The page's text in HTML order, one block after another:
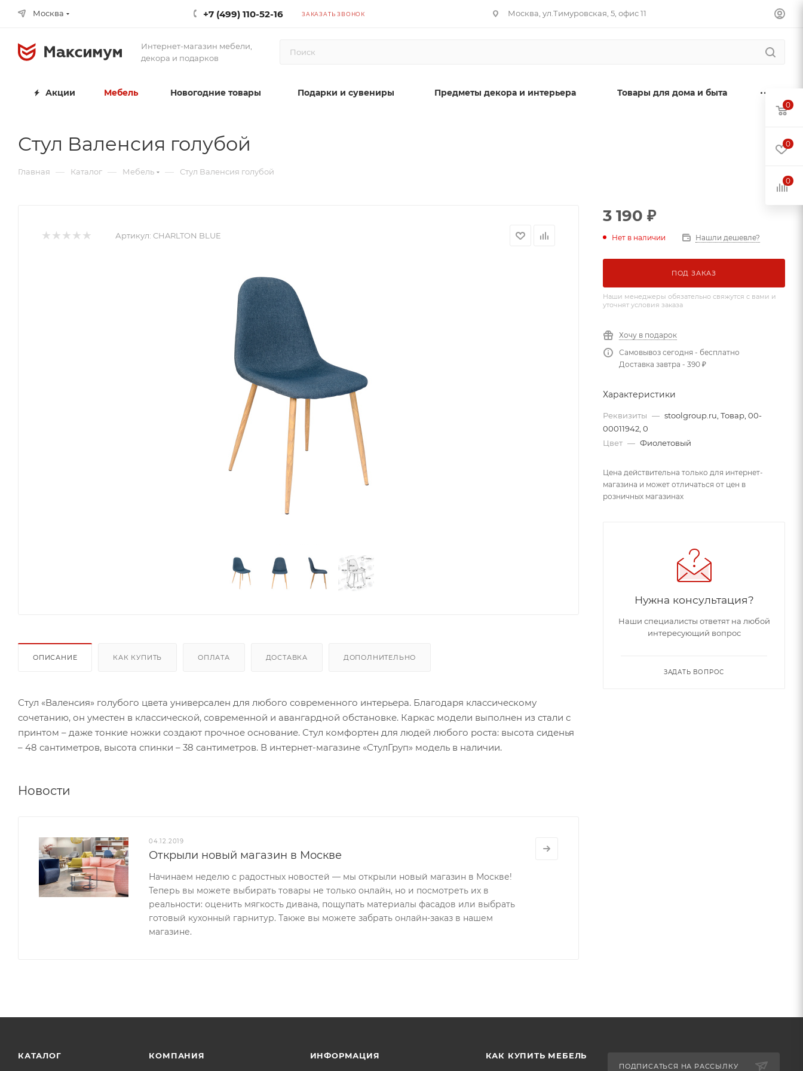
Москва +7 (499) 110-52-16 ЗАКАЗАТЬ ЗВОНОК Москва, ул.Тимуровская, 5, офис 11
Интернет-магазин мебели,
декора и подарков
Акции Мебель Новогодние товары Подарки и сувениры Предметы декора и интерьера Товары для дома и быта
Стул Валенсия голубой
Главная — Каталог — Мебель — Стул Валенсия голубой
Артикул: CHARLTON BLUE
ОПИСАНИЕ КАК КУПИТЬ ОПЛАТА ДОСТАВКА ДОПОЛНИТЕЛЬНО
Стул «Валенсия» голубого цвета универсален для любого современного интерьера. Благодаря классическому
сочетанию, он уместен в классической, современной и авангардной обстановке. Каркас модели выполнен из стали с
принтом – даже тонкие ножки создают прочное основание. Стул комфортен для людей любого роста: высота сиденья
– 48 сантиметров, высота спинки – 38 сантиметров. В интернет-магазине «СтулГруп» модель в наличии.
Новости
04.12.2019
Открыли новый магазин в Москве
Начинаем неделю с радостных новостей — мы открыли новый магазин в Москве!
Теперь вы можете выбирать товары не только онлайн, но и посмотреть их в
реальности: оценить мягкость дивана, пощупать материалы фасадов или выбрать
готовый кухонный гарнитур. Также вы можете забрать онлайн-заказ в нашем
магазине.
3 190 ₽
Нет в наличии Нашли дешевле?
ПОД ЗАКАЗ
Наши менеджеры обязательно свяжутся с вами и
уточнят условия заказа
Хочу в подарок
Самовывоз сегодня - бесплатно
Доставка завтра - 390 ₽
Характеристики
Реквизиты — stoolgroup.ru, Товар, 00-
00011942, 0
Цвет — Фиолетовый
Цена действительна только для интернет-
магазина и может отличаться от цен в
розничных магазинах
Нужна консультация?
Наши специалисты ответят на любой
интересующий вопрос
ЗАДАТЬ ВОПРОС
КАТАЛОГ КОМПАНИЯ ИНФОРМАЦИЯ КАК КУПИТЬ МЕБЕЛЬ
ПОДПИСАТЬСЯ НА РАССЫЛКУ
0
0
0